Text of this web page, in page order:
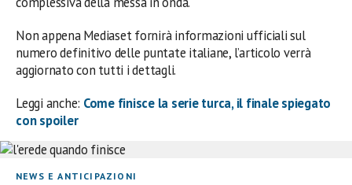
Non appena Mediaset fornirà informazioni ufficiali sul
numero definitivo delle puntate italiane, l’articolo verrà
aggiornato con tutti i dettagli.
Leggi anche: Come finisce la serie turca, il finale spiegato
con spoiler
NEWS E ANTICIPAZIONI